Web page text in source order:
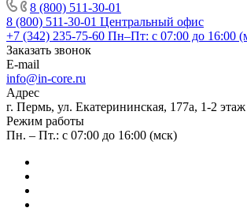
8 (800) 511-30-01
8 (800) 511-30-01 Центральный офис
+7 (342) 235-75-60 Пн–Пт: с 07:00 до 16:00
Заказать звонок
E-mail
info@in-core.ru
Адрес
г. Пермь, ул. ​Екатерининская, 177а, ​1-2 этаж
Режим работы
Пн. – Пт.: с 07:00 до 16:00 (мск)